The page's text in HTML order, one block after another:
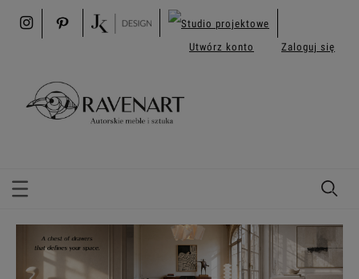
Utwórz konto Zaloguj się